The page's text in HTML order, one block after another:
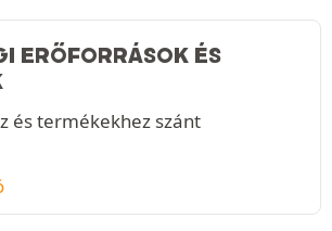
ERŐFORRÁSOK ÉS
és termékekhez szánt